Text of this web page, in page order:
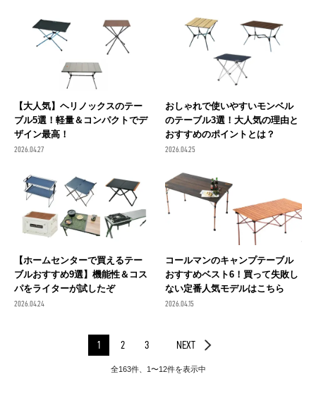
【大人気】ヘリノックスのテー
ブル5選！軽量＆コンパクトでデ
ザイン最高！
2026.04.27
おしゃれで使いやすいモンベル
のテーブル3選！大人気の理由と
おすすめのポイントとは？
2026.04.25
【ホームセンターで買えるテー
ブルおすすめ9選】機能性＆コス
パをライターが試したぞ
2026.04.24
コールマンのキャンプテーブル
おすすめベスト6！買って失敗し
ない定番人気モデルはこちら
2026.04.15
1 2 3 NEXT
全163件、1〜12件を表示中